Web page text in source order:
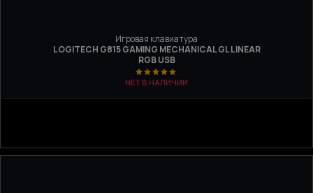
Игровая клавиатура
LOGITECH G815 GAMING MECHANICAL GL LINEAR
RGB USB
НЕТ В НАЛИЧИИ